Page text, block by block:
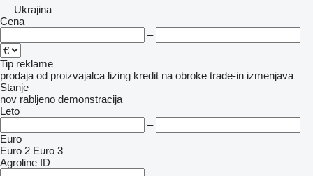
Ukrajina
Cena
–
Tip reklame
prodaja od proizvajalca lizing kredit na obroke trade-in izmenjava
Stanje
nov rabljeno demonstracija
Leto
–
Euro
Euro 2 Euro 3
Agroline ID